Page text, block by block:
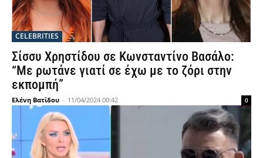
CELEBRITIES
Σίσσυ Χρηστίδου σε Κωνσταντίνο Βασάλο:
“Με ρωτάνε γιατί σε έχω με το ζόρι στην
εκπομπή”
Ελένη Βατίδου - 11/04/2024 00:42 0